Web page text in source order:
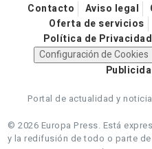
Contacto Aviso legal
Oferta de servicios
Política de Privacidad
Configuración de Cookies
Portal de actualidad y
© 2026 Europa Press. Está
y la redifusión de todo o parte